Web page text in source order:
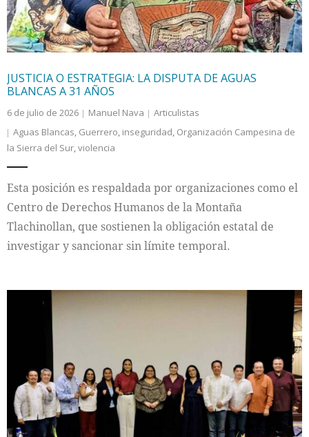
JUSTICIA O ESTRATEGIA: LA DISPUTA DE AGUAS
BLANCAS A 31 AÑOS
6 de julio de 2026 Manuel Nava
Articulistas
Aguas Blancas, Guerrero, inseguridad, Organización Campesina de
la Sierra del Sur,violencia
Esta posición es respaldada por organizaciones como el
Centro de Derechos Humanos de la Montaña
Tlachinollan, que sostienen la obligación estatal de
investigar y sancionar sin límite temporal.